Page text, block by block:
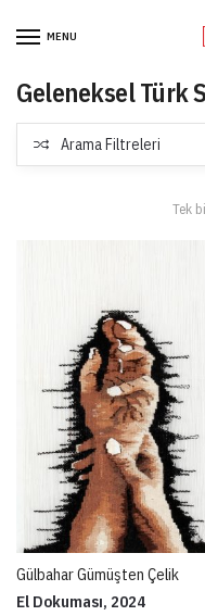
MENU
Geleneksel Türk
Arama Filtreleri
Tek
Gülbahar Gümüşten Çelik
El Dokuması, 2024